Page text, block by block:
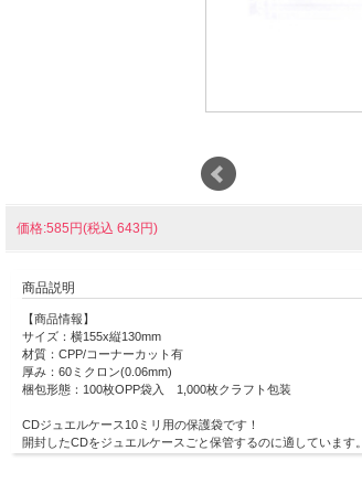
価格:585円(税込 643円)
商品説明
【商品情報】
サイズ：横155x縦130mm
材質：CPP/コーナーカット有
厚み：60ミクロン(0.06mm)
梱包形態：100枚OPP袋入 1,000枚クラフト包装
CDジュエルケース10ミリ用の保護袋です！
開封したCDをジュエルケースごと保管するのに適しています。